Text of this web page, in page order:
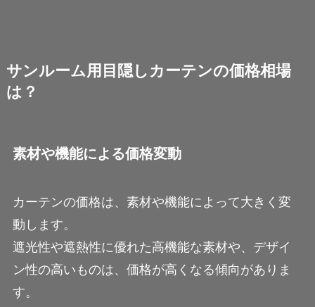
サンルーム用目隠しカーテンの価格相場
は？
素材や機能による価格変動
カーテンの価格は、素材や機能によって大きく変
動します。
遮光性や遮熱性に優れた高機能な素材や、デザイ
ン性の高いものは、価格が高くなる傾向がありま
す。